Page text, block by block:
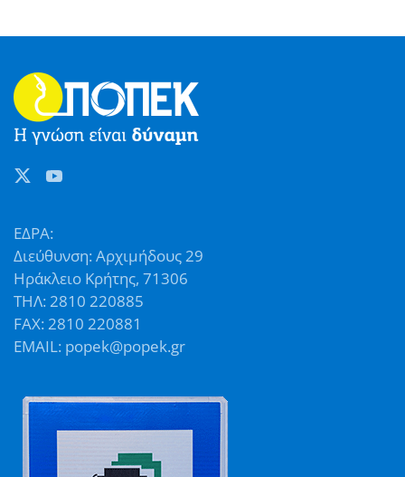
ΕΔΡΑ:
Διεύθυνση: Αρχιμήδους 29
Ηράκλειο Κρήτης, 71306
ΤΗΛ: 2810 220885
FAX: 2810 220881
EMAIL: popek@popek.gr